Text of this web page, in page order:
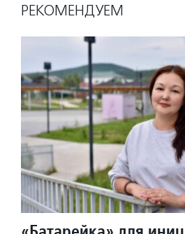
РЕКОМЕНДУЕМ